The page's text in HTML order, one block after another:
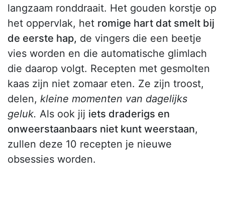
langzaam ronddraait. Het gouden korstje op
het oppervlak, het romige hart dat smelt bij
de eerste hap, de vingers die een beetje
vies worden en die automatische glimlach
die daarop volgt. Recepten met gesmolten
kaas zijn niet zomaar eten. Ze zijn troost,
delen, kleine momenten van dagelijks
geluk. Als ook jij iets draderigs en
onweerstaanbaars niet kunt weerstaan,
zullen deze 10 recepten je nieuwe
obsessies worden.